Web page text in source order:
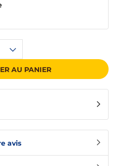
avis
AU PANIER